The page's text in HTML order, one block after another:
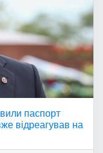
паспорт
відреагував на